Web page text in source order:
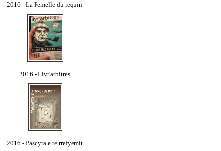
2016 - La Femelle du requin
2016 - Livr'arbitres
2016 - Pasqyra e te rrefyemit